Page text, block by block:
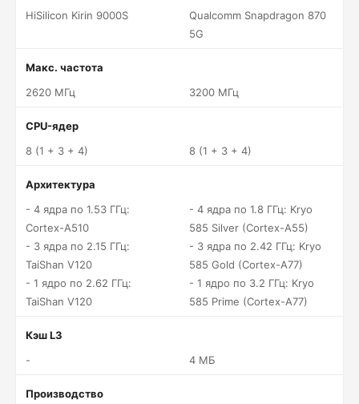
HiSilicon Kirin 9000S
Qualcomm Snapdragon 870
5G
Макс. частота
2620 МГц
3200 МГц
CPU-ядер
8 (1 + 3 + 4)
8 (1 + 3 + 4)
Архитектура
- 4 ядра по 1.53 ГГц:
Cortex-A510
- 3 ядра по 2.15 ГГц:
TaiShan V120
- 1 ядро по 2.62 ГГц:
TaiShan V120
- 4 ядра по 1.8 ГГц: Kryo
585 Silver (Cortex-A55)
- 3 ядра по 2.42 ГГц: Kryo
585 Gold (Cortex-A77)
- 1 ядро по 3.2 ГГц: Kryo
585 Prime (Cortex-A77)
Кэш L3
-
4 МБ
Производство